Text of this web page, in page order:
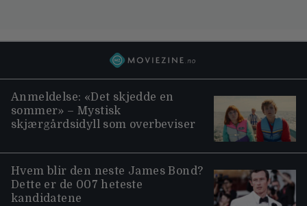
Anmeldelse: «Det skjedde en
sommer» – Mystisk
skjærgårdsidyll som overbeviser
Hvem blir den neste James Bond?
Dette er de 007 heteste
kandidatene